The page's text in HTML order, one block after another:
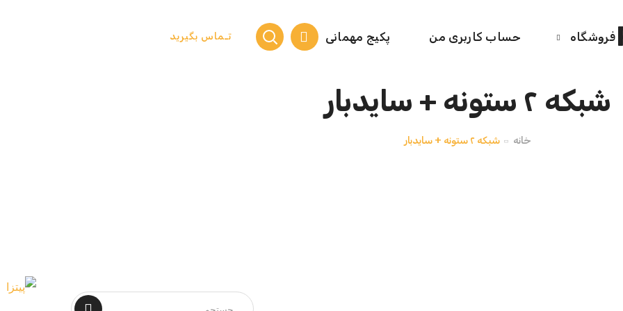
فروشگاه حساب کاربری من پکیج مهمانی تـماس بگیرید
شبکه ۲ ستونه + سایدبار
خانه شبکه ۲ ستونه + سایدبار